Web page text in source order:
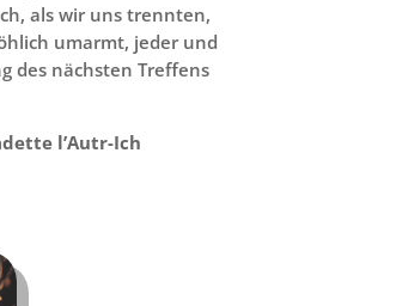
als wir uns trennten,
umarmt, jeder und
des nächsten Treffens
l’Autr-Ich